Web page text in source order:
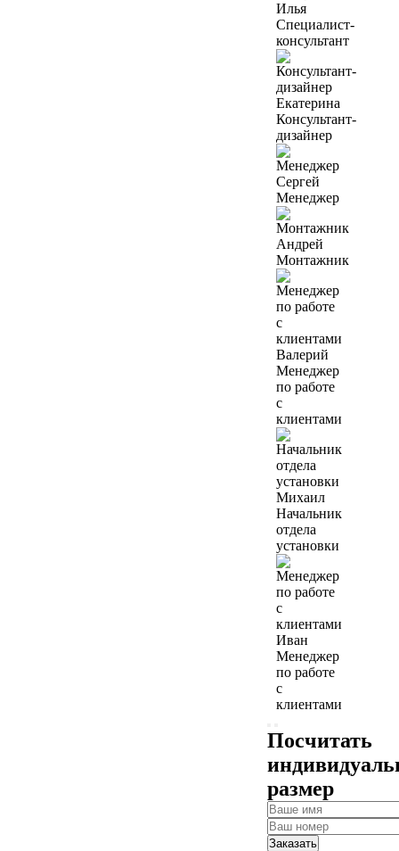
Илья
Специалист-
консультант
Екатерина
Консультант-
дизайнер
Сергей
Менеджер
Андрей
Монтажник
Валерий
Менеджер
по работе
с
клиентами
Михаил
Начальник
отдела
установки
Иван
Менеджер
по работе
с
клиентами
Посчитать
размер
Заказать